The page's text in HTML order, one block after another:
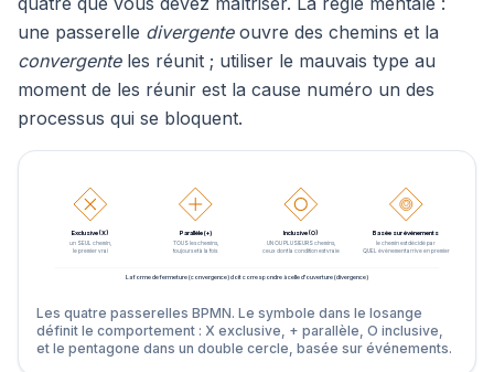
une passerelle divergenteouvre des chemins et la
convergenteles réunit ; utiliser le mauvais type au
moment de les réunir est la cause numéro un des
processus qui se bloquent.
Exclusive (X)
un SEUL chemin,
le premier vrai
Parallèle (+)
TOUS les chemins,
toujours et à la fois
Inclusive (O)
UN OU PLUSIEURS chemins,
ceux dont la condition est vraie
Basée sur événements
le chemin est décidé par
QUEL événement arrive en premier
La forme de fermeture (convergence) doit correspondre à celle d'ouverture (divergence)
Les quatre passerelles BPMN. Le symbole dans le losange
définit le comportement : X exclusive, + parallèle, O inclusive,
et le pentagone dans un double cercle, basée sur événements.